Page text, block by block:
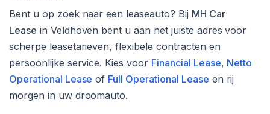
Bent u op zoek naar een leaseauto? Bij MH Car
Lease in Veldhoven bent u aan het juiste adres voor
scherpe leasetarieven, flexibele contracten en
persoonlijke service. Kies voor Financial Lease, Netto
Operational Lease of Full Operational Lease en rij
morgen in uw droomauto.